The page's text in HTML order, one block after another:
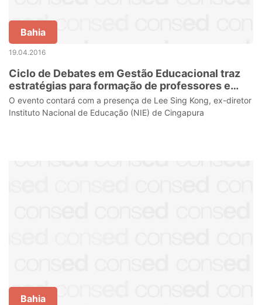
Bahia
19.04.2016
Ciclo de Debates em Gestão Educacional traz
estratégias para formação de professores e
discussão sobre currículo nacional
O evento contará com a presença de Lee Sing Kong, ex-diretor
Instituto Nacional de Educação (NIE) de Cingapura
Bahia